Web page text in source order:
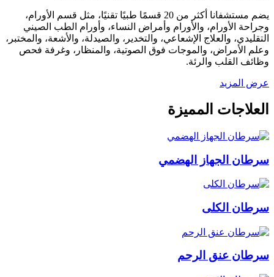
يضم مستشفانا أكثر من 20 قسمًا طبيًا تقنيًا، مثل قسم الأورام،
وجراحة الأورام، والأورام وأمراض النساء، وأورام الطب الصيني
التقليدي، والعلاج الإشعاعي، والتخدير، والصيدلة، والأشعة، والمختبر،
وعلم الأمراض، والموجات فوق الصوتية، والمنظار، وغرفة فحص
وظائف القلب والرئة.
عرض المزيد
العلاجات المميزة
سرطان الجهاز الهضمي
سرطان الكلى
سرطان عنق الرحم